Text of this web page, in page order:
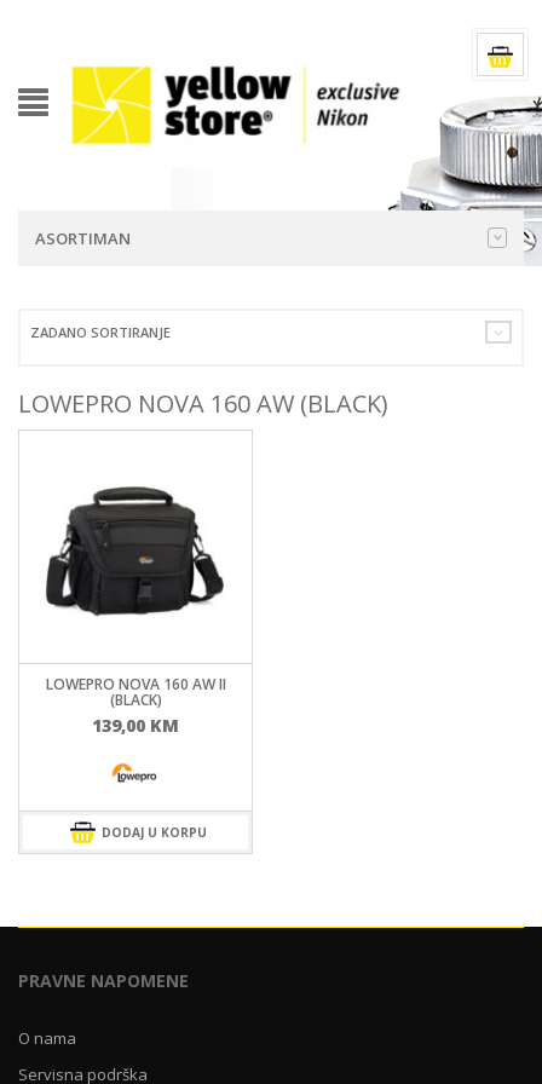
ASORTIMAN
ZADANO SORTIRANJE
LOWEPRO NOVA 160 AW (BLACK)
LOWEPRO NOVA 160 AW II
(BLACK)
139,00 KM
DODAJ U KORPU
PRAVNE NAPOMENE
O nama
Servisna podrška